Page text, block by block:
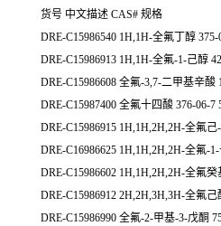
货号 中文描述 CAS# 规格
DRE-C15986540 1H,1H-全氟丁醇 375-
DRE-C15986913 1H,1H-全氟-1-己醇
DRE-C15986608 全氟-3,7-二甲基辛酸
DRE-C15987400 全氟十四酸 376-06-7
DRE-C15986915 1H,1H,2H,2H-全氟己
DRE-C16986625 1H,1H,2H,2H-全氟-
DRE-C15986602 1H,1H,2H,2H-全氟
DRE-C15986912 2H,2H,3H,3H-全氟己
DRE-C15986990 全氟-2-甲基-3-戊酮